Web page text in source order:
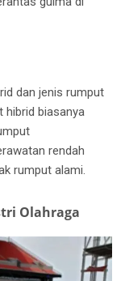
dan jenis rumput
hibrid biasanya
rendah
rumput alami.
Olahraga